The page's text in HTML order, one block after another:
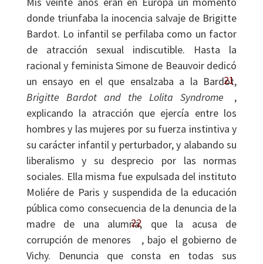
donde triunfaba la inocencia salvaje de Brigitte
Bardot. Lo infantil se perfilaba como un factor
de atracción sexual indiscutible. Hasta la
racional y feminista Simone de Beauvoir dedicó
un ensayo en el que ensalzaba a la Bardot,
Brigitte Bardot and the Lolita Syndrome
21
,
explicando la atracción que ejercía entre los
hombres y las mujeres por su fuerza instintiva y
su carácter infantil y perturbador, y alabando su
liberalismo y su desprecio por las normas
sociales. Ella misma fue expulsada del instituto
Moliére de Paris y suspendida de la educación
pública como consecuencia de la denuncia de la
madre de una alumna, que la acusa de
corrupción de menores
22
, bajo el gobierno de
Vichy. Denuncia que consta en todas sus